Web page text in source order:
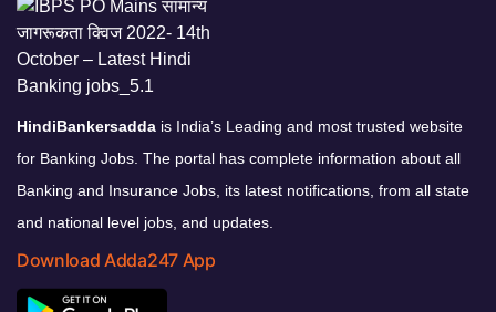
HindiBankersadda is India’s Leading and most trusted website
for Banking Jobs. The portal has complete information about all
Banking and Insurance Jobs, its latest notifications, from all state
and national level jobs, and updates.
Download Adda247 App